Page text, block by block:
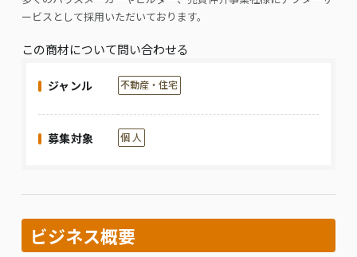
ービスとして採用いただいております。
この商材について問い合わせる
ジャンル 不動産・住宅
募集対象 個 人
ビジネス概要